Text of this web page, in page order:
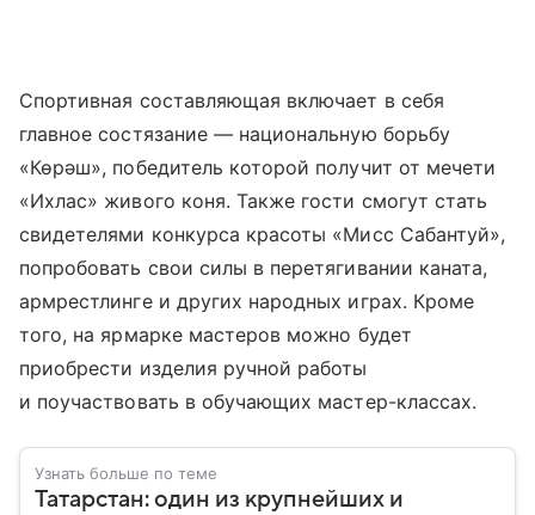
Спортивная составляющая включает в себя
главное состязание — национальную борьбу
«Көрәш», победитель которой получит от мечети
«Ихлас» живого коня. Также гости смогут стать
свидетелями конкурса красоты «Мисс Сабантуй»,
попробовать свои силы в перетягивании каната,
армрестлинге и других народных играх. Кроме
того, на ярмарке мастеров можно будет
приобрести изделия ручной работы
и поучаствовать в обучающих мастер-классах.
Узнать больше по теме
Татарстан: один из крупнейших и